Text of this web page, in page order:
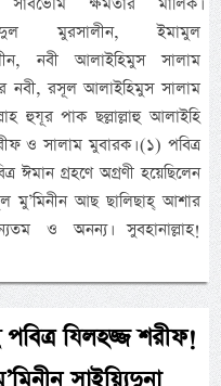
মুরসালীন, ইমামুল
নবী আলাইহিমুস সালাম
নবী, রসূল আলাইহিমুস সালাম
হুযূর পাক ছল্লাল্লাহু আলাইহি
ও সালাম মুবারক। (১) পবিত্র
ঈমান গ্রহণে অগ্রণী হয়েছিলেন
মু’মিনীন আছ ছালিছাহ্ আশার
ও অনন্য। সুবহানাল্লাহ!
যিলহজ্জ শরীফ!